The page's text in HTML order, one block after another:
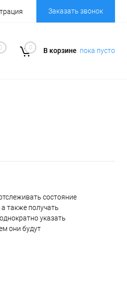
Заказать звонок
0 0 В корзине пока пусто
состояние
также получать
указать
они будут